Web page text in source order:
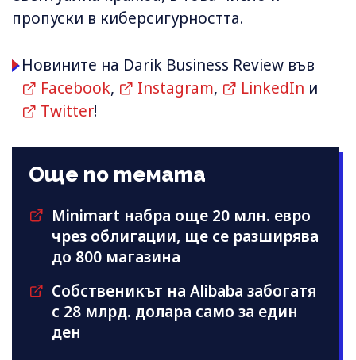
пропуски в киберсигурността.
Новините на Darik Business Review във
Facebook, Instagram, LinkedIn и
Twitter!
Още по темата
Minimart набра още 20 млн. евро
чрез облигации, ще се разширява
до 800 магазина
Собственикът на Alibaba забогатя
с 28 млрд. долара само за един
ден